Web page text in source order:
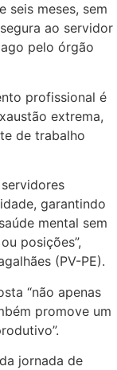
seis meses, sem
ao servidor
pelo órgão
profissional é
extrema,
de trabalho
garantindo
mental sem
posições”,
(PV-PE).
“não apenas
promove um
jornada de